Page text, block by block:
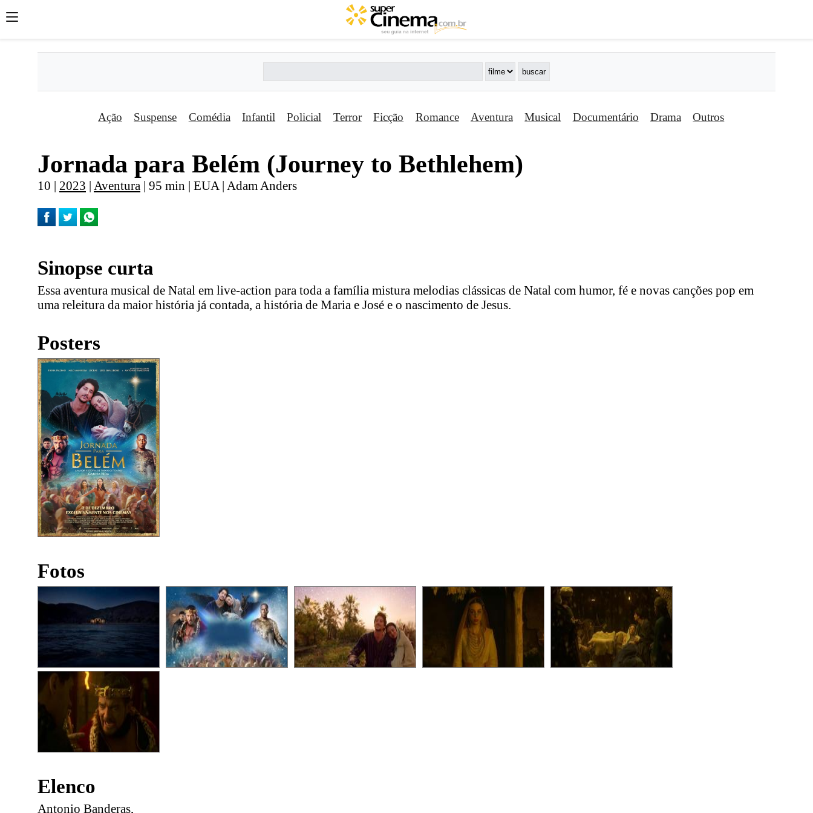
Ação Suspense Comédia Infantil Policial Terror Ficção Romance Aventura Musical Documentário Drama Outros
Jornada para Belém (Journey to Bethlehem)
10 | 2023 | Aventura | 95 min | EUA | Adam Anders
Sinopse curta
Essa aventura musical de Natal em live-action para toda a família mistura melodias clássicas de Natal com humor, fé e novas canções pop em
uma releitura da maior história já contada, a história de Maria e José e o nascimento de Jesus.
Posters
Fotos
Elenco
Antonio Banderas,